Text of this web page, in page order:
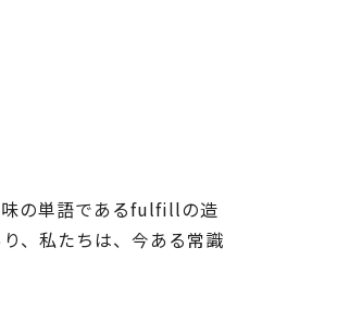
の単語であるfulfillの造
、私たちは、今ある常識